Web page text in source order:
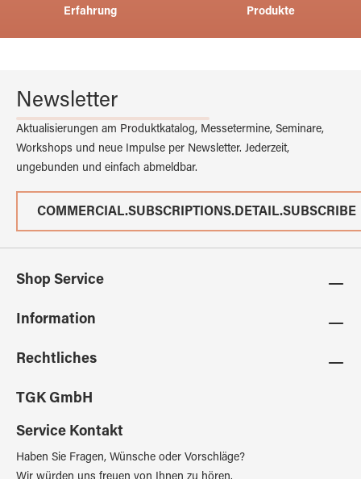
Erfahrung
Produkte
Newsletter
Aktualisierungen am Produktkatalog, Messetermine, Seminare,
Workshops und neue Impulse per Newsletter. Jederzeit,
ungebunden und einfach abmeldbar.
COMMERCIAL.SUBSCRIPTIONS.DETAIL.SUBSCRIBE
Shop Service
Information
Rechtliches
TGK GmbH
Service Kontakt
Haben Sie Fragen, Wünsche oder Vorschläge?